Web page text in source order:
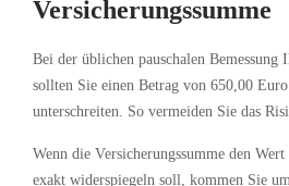
Versicherungssumme
Bei der üblichen pauschalen Bemessung
sollten Sie einen Betrag von 650,00
unterschreiten. So vermeiden Sie das
Wenn die Versicherungssumme den
exakt widerspiegeln soll, kommen Sie